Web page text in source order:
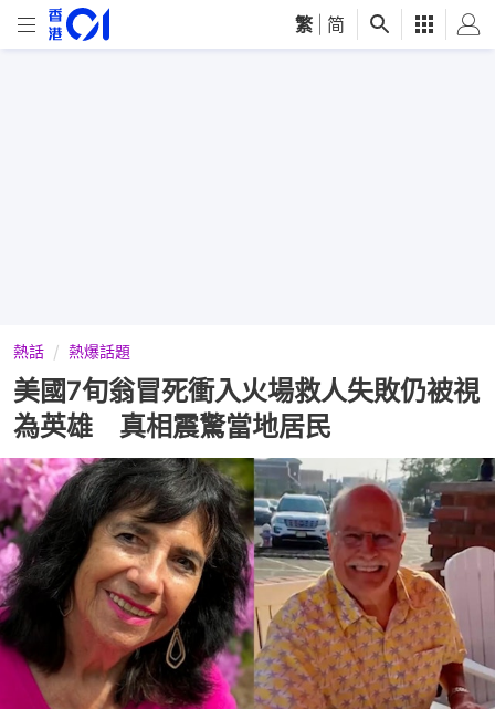
繁 简
熱話 熱爆話題
美國7旬翁冒死衝入火場救人失敗仍被視
為英雄 真相震驚當地居民